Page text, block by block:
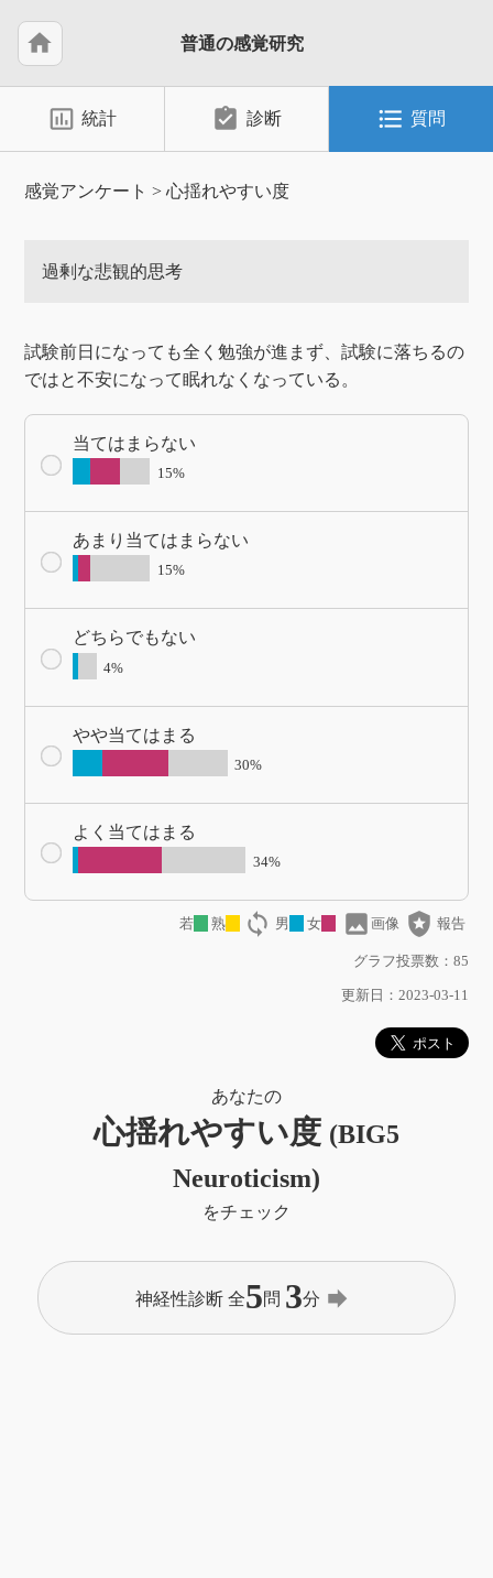
home 普通の感覚研究
insert_chart_outlined 統計 assignment_turned_in 診断 format_list_bulleted 質問
感覚アンケート >心揺れやすい度
過剰な悲観的思考
試験前日になっても全く勉強が進まず、試験に落ちるの
ではと不安になって眠れなくなっている。
当てはまらない
15%
あまり当てはまらない
15%
どちらでもない
4%
やや当てはまる
30%
よく当てはまる
34%
若 熟 loop 男 女 image 画像 local_police 報告
グラフ投票数：85
更新日：2023-03-11
あなたの
心揺れやすい度 (BIG5
Neuroticism)
をチェック
神経性診断 全5問 3分 forward